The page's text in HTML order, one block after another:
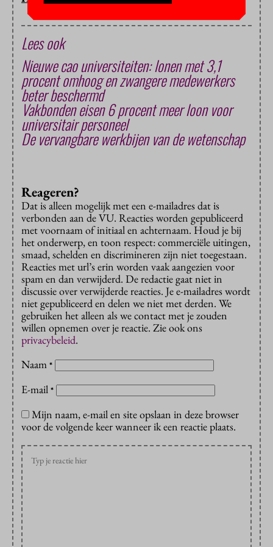
Lees ook
Nieuwe cao universiteiten: lonen met 3,1
procent omhoog en zwangere medewerkers
beter beschermd
Vakbonden eisen 6 procent meer loon voor
universitair personeel
De vervangbare werkbijen van de wetenschap
Reageren?
Dat is alleen mogelijk met een e-mailadres dat is
verbonden aan de VU. Reacties worden gepubliceerd
met voornaam of initiaal en achternaam. Houd je bij
het onderwerp, en toon respect: commerciële uitingen,
smaad, schelden en discrimineren zijn niet toegestaan.
Reacties met url’s erin worden vaak aangezien voor
spam en dan verwijderd. De redactie gaat niet in
discussie over verwijderde reacties. Je e-mailadres wordt
niet gepubliceerd en delen we niet met derden. We
gebruiken het alleen als we contact met je zouden
willen opnemen over je reactie. Zie ook ons
privacybeleid.
Naam *
E-mail *
Mijn naam, e-mail en site opslaan in deze browser
voor de volgende keer wanneer ik een reactie plaats.